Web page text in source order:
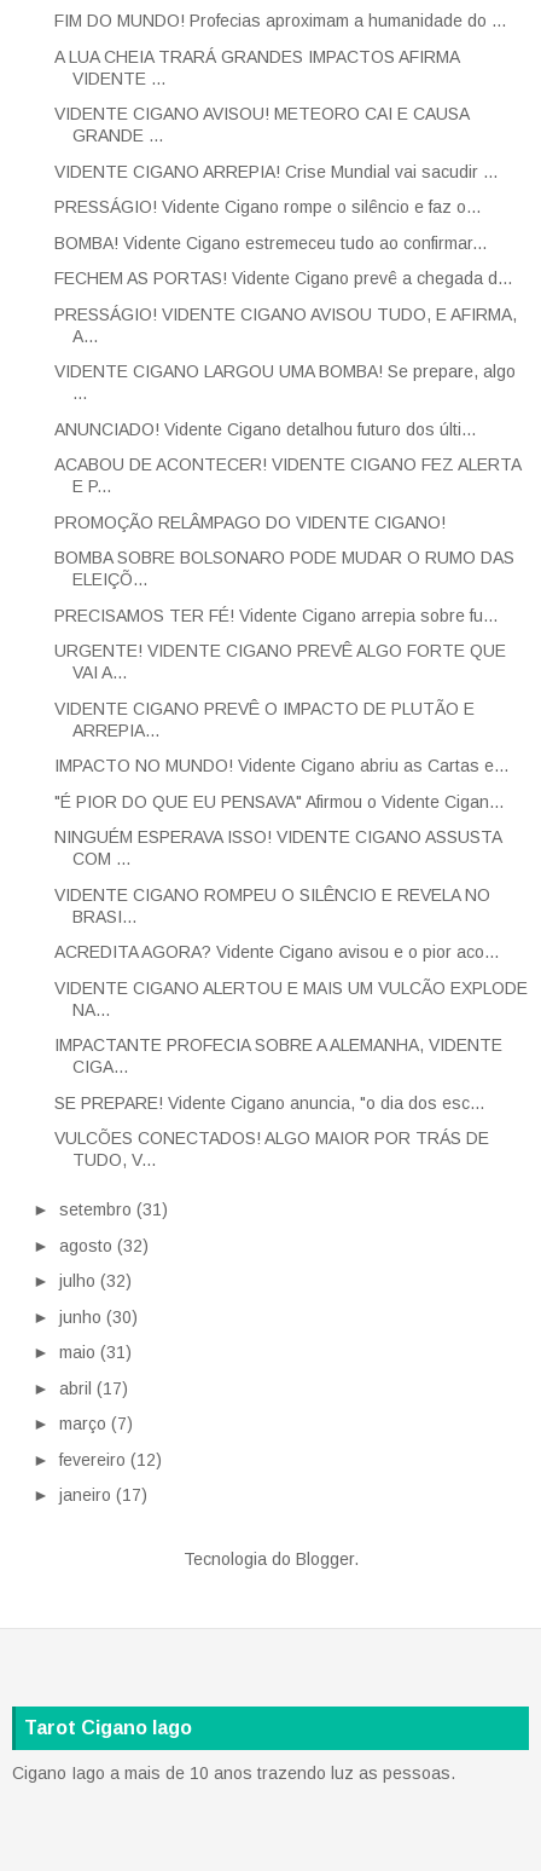
FIM DO MUNDO! Profecias aproximam a humanidade do ...
A LUA CHEIA TRARÁ GRANDES IMPACTOS AFIRMA
VIDENTE ...
VIDENTE CIGANO AVISOU! METEORO CAI E CAUSA
GRANDE ...
VIDENTE CIGANO ARREPIA! Crise Mundial vai sacudir ...
PRESSÁGIO! Vidente Cigano rompe o silêncio e faz o...
BOMBA! Vidente Cigano estremeceu tudo ao confirmar...
FECHEM AS PORTAS! Vidente Cigano prevê a chegada d...
PRESSÁGIO! VIDENTE CIGANO AVISOU TUDO, E AFIRMA,
A...
VIDENTE CIGANO LARGOU UMA BOMBA! Se prepare, algo
...
ANUNCIADO! Vidente Cigano detalhou futuro dos últi...
ACABOU DE ACONTECER! VIDENTE CIGANO FEZ ALERTA
E P...
PROMOÇÃO RELÂMPAGO DO VIDENTE CIGANO!
BOMBA SOBRE BOLSONARO PODE MUDAR O RUMO DAS
ELEIÇÕ...
PRECISAMOS TER FÉ! Vidente Cigano arrepia sobre fu...
URGENTE! VIDENTE CIGANO PREVÊ ALGO FORTE QUE
VAI A...
VIDENTE CIGANO PREVÊ O IMPACTO DE PLUTÃO E
ARREPIA...
IMPACTO NO MUNDO! Vidente Cigano abriu as Cartas e...
"É PIOR DO QUE EU PENSAVA" Afirmou o Vidente Cigan...
NINGUÉM ESPERAVA ISSO! VIDENTE CIGANO ASSUSTA
COM ...
VIDENTE CIGANO ROMPEU O SILÊNCIO E REVELA NO
BRASI...
ACREDITA AGORA? Vidente Cigano avisou e o pior aco...
VIDENTE CIGANO ALERTOU E MAIS UM VULCÃO EXPLODE
NA...
IMPACTANTE PROFECIA SOBRE A ALEMANHA, VIDENTE
CIGA...
SE PREPARE! Vidente Cigano anuncia, "o dia dos esc...
VULCÕES CONECTADOS! ALGO MAIOR POR TRÁS DE
TUDO, V...
► setembro (31)
► agosto (32)
► julho (32)
► junho (30)
► maio (31)
► abril (17)
► março (7)
►fevereiro (12)
► janeiro (17)
Tecnologia do Blogger.
Tarot Cigano Iago
Cigano Iago a mais de 10 anos trazendo luz as pessoas.